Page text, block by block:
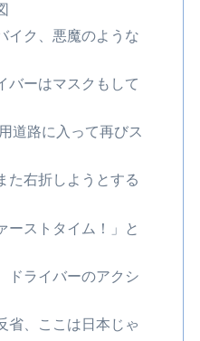
イク、悪魔のような
バーはマスクもして
道路に入って再びス
た右折しようとする
ーストタイム！」と
ドライバーのアクシ
省、ここは日本じゃ